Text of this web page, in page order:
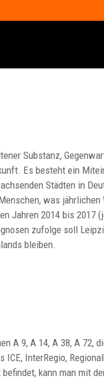
Substanz,
Es besteht ein
Städten in
was
Jahren 2014 bis 2017
zufolge soll
bleiben.
A 9, A 14, A 38, A 72,
InterRegio,
kann man mit